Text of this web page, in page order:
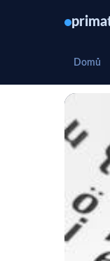
Domů